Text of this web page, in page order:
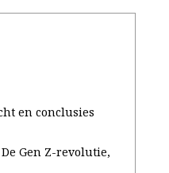
en conclusies
Gen Z-revolutie,